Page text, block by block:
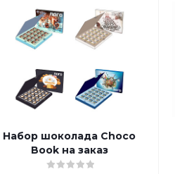
Набор шоколада Choco
Book на заказ